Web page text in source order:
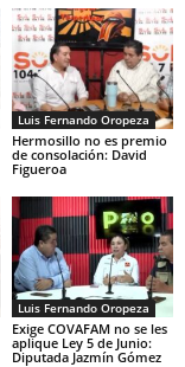
Luis Fernando Oropeza
Hermosillo no es premio
de consolación: David
Figueroa
Luis Fernando Oropeza
Exige COVAFAM no se les
aplique Ley 5 de Junio:
Diputada Jazmín Gómez